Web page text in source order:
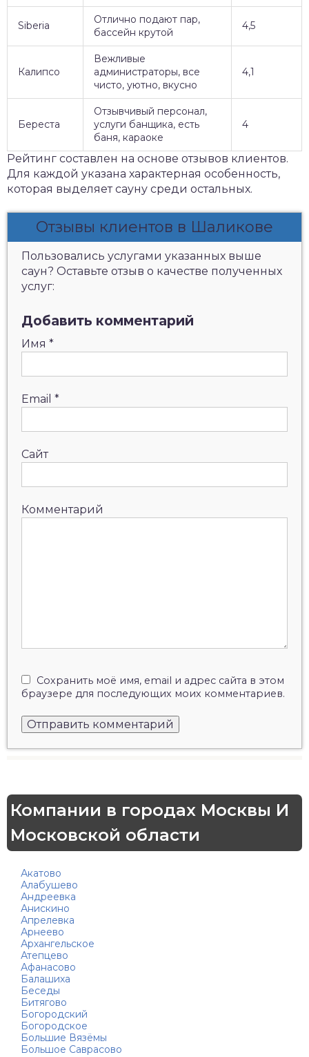
Siberia
Отлично подают пар,
бассейн крутой
4,5
Калипсо
Вежливые
администраторы, все
чисто, уютно, вкусно
4,1
Береста
Отзывчивый персонал,
услуги банщика, есть
баня, караоке
4
Рейтинг составлен на основе отзывов клиентов.
Для каждой указана характерная особенность,
которая выделяет сауну среди остальных.
Отзывы клиентов в Шаликове
Пользовались услугами указанных выше
саун? Оставьте отзыв о качестве полученных
услуг:
Добавить комментарий
Имя *
Email *
Сайт
Комментарий
Сохранить моё имя, email и адрес сайта в этом
браузере для последующих моих комментариев.
Компании в городах Москвы И
Московской области
Акатово
Алабушево
Андреевка
Анискино
Апрелевка
Арнеево
Архангельское
Атепцево
Афанасово
Балашиха
Беседы
Битягово
Богородский
Богородское
Большие Вязёмы
Большое Саврасово